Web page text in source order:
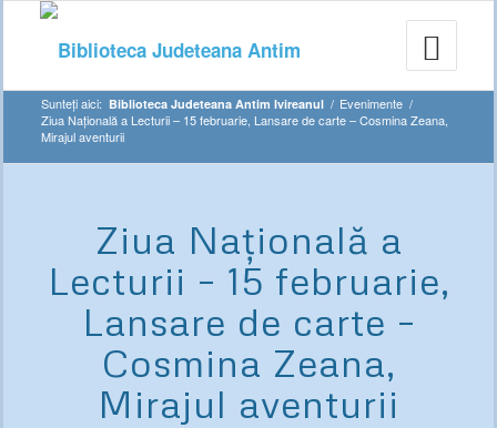
Sunteți aici: Biblioteca Judeteana Antim Ivireanul / Evenimente /
Ziua Națională a Lecturii – 15 februarie, Lansare de carte – Cosmina Zeana,
Mirajul aventurii
Ziua Națională a
Lecturii – 15 februarie,
Lansare de carte –
Cosmina Zeana,
Mirajul aventurii